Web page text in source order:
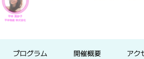
プログラム 開催概要 アク